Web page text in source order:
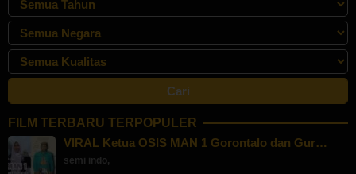
FILM TERBARU TERPOPULER
VIRAL Ketua OSIS MAN 1 Gorontalo dan Gur…
semi indo,